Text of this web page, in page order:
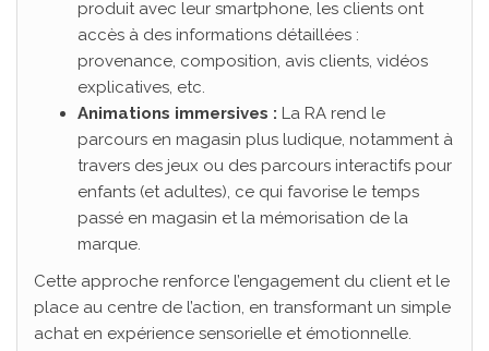
produit avec leur smartphone, les clients ont
accès à des informations détaillées :
provenance, composition, avis clients, vidéos
explicatives, etc.
Animations immersives : La RA rend le
parcours en magasin plus ludique, notamment à
travers des jeux ou des parcours interactifs pour
enfants (et adultes), ce qui favorise le temps
passé en magasin et la mémorisation de la
marque.
Cette approche renforce l’engagement du client et le
place au centre de l’action, en transformant un simple
achat en expérience sensorielle et émotionnelle.